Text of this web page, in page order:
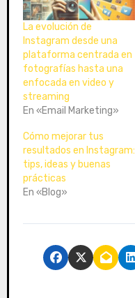
.
.
La evolución de
Instagram desde una
plataforma centrada en
fotografías hasta una
enfocada en video y
streaming
En «Email Marketing»
Cómo mejorar tus
resultados en Instagram:
tips, ideas y buenas
prácticas
En «Blog»